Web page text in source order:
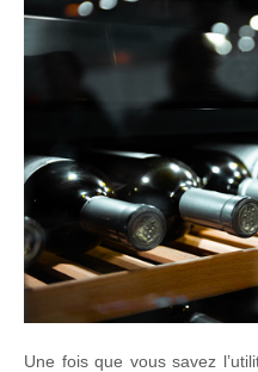
Une fois que vous savez